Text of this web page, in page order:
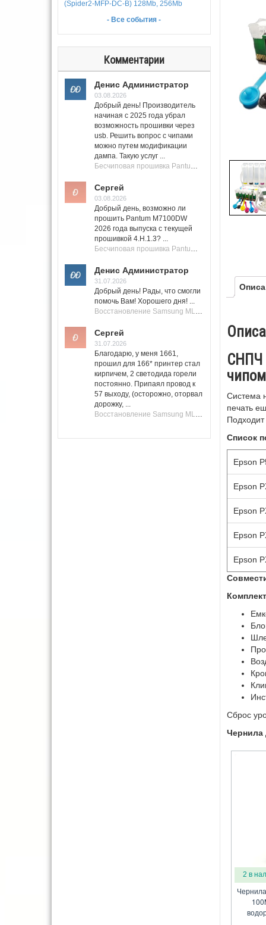
(Spider2-MFP-DC-B) 128Mb, 256Mb
- Все события -
Комментарии
Денис Администратор
03.08.2026
Добрый день! Производитель
начиная с 2025 года убрал
возможность прошивки через
usb. Решить вопрос с чипами
можно путем модификации
дампа. Такую услуг ...
Бесчиповая прошивка Pantum M7100 Series (M7100, M7108, M7102, M7103, M7105)
Сергей
03.08.2026
Добрый день, возможно ли
прошить Pantum M7100DW
2026 года выпуска с текущей
прошивкой 4.H.1.3? ...
Бесчиповая прошивка Pantum M7100 Series (M7100, M7108, M7102, M7103, M7105)
Денис Администратор
31.07.2026
Добрый день! Рады, что смогли
помочь Вам! Хорошего дня! ...
Восстановление Samsung ML-1661, ML-1666 после не удачной прошивки.
Сергей
31.07.2026
Благодарю, у меня 1661,
прошил для 166* принтер стал
кирпичем, 2 светодида горели
постоянно. Припаял провод к
57 выходу, (осторожно, оторвал
дорожку, ...
Восстановление Samsung ML-1661, ML-1666 после не удачной прошивки.
СНПЧ
чипом
Система
печать
Список
Epson
Epson
Epson
Epson
Epson
Сброс
2 в